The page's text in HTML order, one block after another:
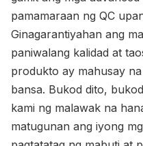
pamamaraan ng QC
Ginagarantiyahan ang
paniwalang kalidad at
produkto ay mahusay
bansa. Bukod dito,
kami ng malawak na
matugunan ang iyong